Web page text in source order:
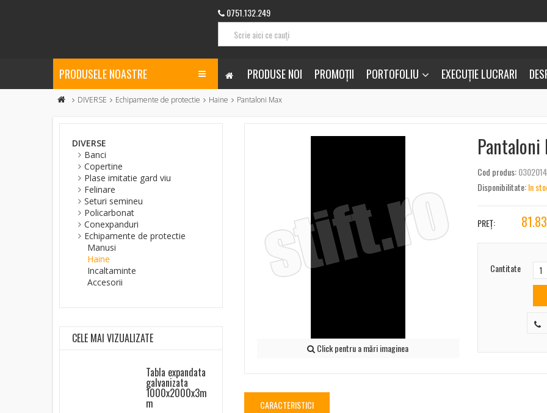
0751.132.249
PRODUSELE NOASTRE PRODUSE NOI PROMOȚII PORTOFOLIU EXECUȚIE LUCRARI
DIVERSE Echipamente de protectie Haine Pantaloni Max
Click pentru a mări imaginea
Pantaloni
Cod produs:
Disponibilitate:In
PREȚ: 81.83
Cantitate
CARACTERISTICI
DIVERSE
Banci
Copertine
Plase imitatie gard viu
Felinare
Seturi semineu
Policarbonat
Conexpanduri
Echipamente de protectie
Manusi
Haine
Incaltaminte
Accesorii
CELE MAI VIZUALIZATE
Tabla expandata
galvanizata
1000x2000x3m
m